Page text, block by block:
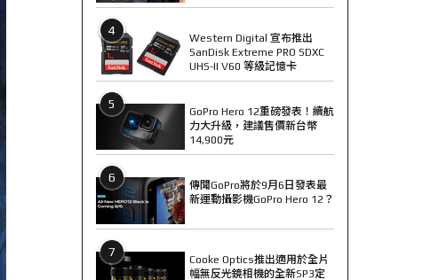
4
Western Digital 宣布推出
SanDisk Extreme PRO SDXC
UHS-II V60 等級記憶卡
5
GoPro Hero 12重磅發表！續航
力大升級，建議售價新台幣
14,900元
6
傳聞GoPro將於9月6日發表最
新運動攝影機GoPro Hero 12？
7
Cooke Optics推出適用於全片
幅無反光鏡相機的全新SP3定